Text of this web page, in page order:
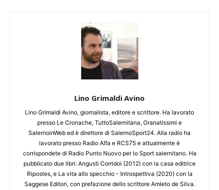
Lino Grimaldi Avino
Lino Grimaldi Avino, giornalista, editore e scrittore. Ha lavorato
presso Le Cronache, TuttoSalernitana, Granatissimi e
SalernoinWeb ed è direttore di SalernoSport24. Alla radio ha
lavorato presso Radio Alfa e RCS75 e attualmente è
corrispondete di Radio Punto Nuovo per lo Sport salernitano. Ha
pubblicato due libri: Angusti Corridoi (2012) con la casa editrice
Ripostes, e La vita allo specchio - Introspettiva (2020) con la
Saggese Editori, con prefazione dello scrittore Amleto de Silva.